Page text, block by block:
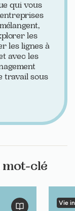
qui vous
les
les lignes à
avec les
travail sous
mot-clé
Vie